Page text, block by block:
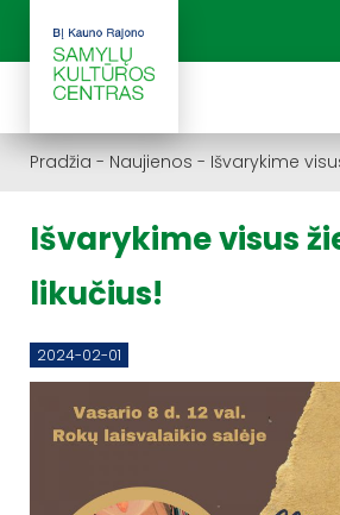
Pradžia - Naujienos - Išvarykime
Išvarykime visus
likučius!
2024-02-01